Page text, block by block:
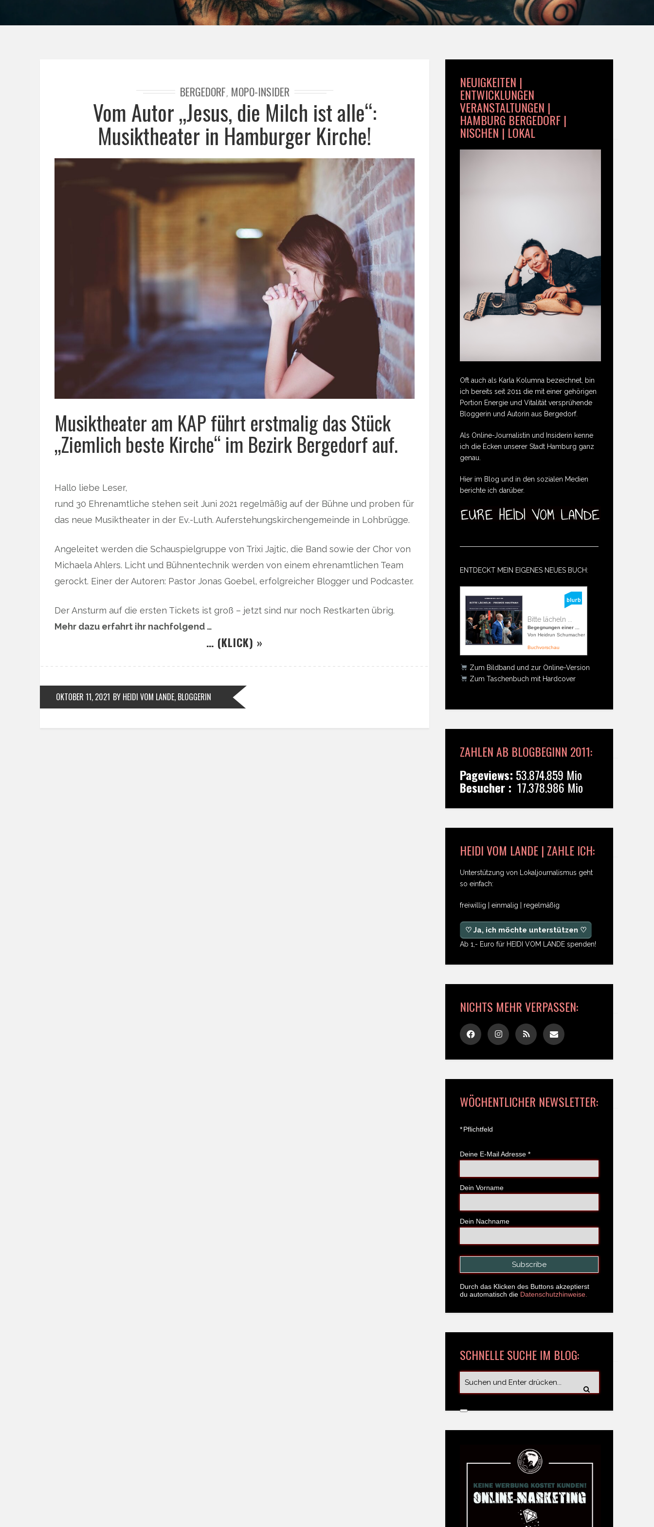
BERGEDORF, MOPO-INSIDER
Vom Autor „Jesus, die Milch ist alle“:
Musiktheater in Hamburger Kirche!
Musiktheater am KAP führt erstmalig das Stück
„Ziemlich beste Kirche“ im Bezirk Bergedorf auf.
Hallo liebe Leser,
rund 30 Ehrenamtliche stehen seit Juni 2021 regelmäßig auf der Bühne und proben für
das neue Musiktheater in der Ev.-Luth. Auferstehungskirchengemeinde in Lohbrügge.
Angeleitet werden die Schauspielgruppe von Trixi Jajtic, die Band sowie der Chor von
Michaela Ahlers. Licht und Bühnentechnik werden von einem ehrenamtlichen Team
gerockt. Einer der Autoren: Pastor Jonas Goebel, erfolgreicher Blogger und Podcaster.
Der Ansturm auf die ersten Tickets ist groß – jetzt sind nur noch Restkarten übrig.
Mehr dazu erfahrt ihr nachfolgend …
… (KLICK) »
OKTOBER 11, 2021 BY HEIDI VOM LANDE, BLOGGERIN
NEUIGKEITEN |
ENTWICKLUNGEN
VERANSTALTUNGEN |
HAMBURG BERGEDORF |
NISCHEN | LOKAL
Oft auch als Karla Kolumna bezeichnet, bin
ich bereits seit 2011 die mit einer gehörigen
Portion Energie und Vitalität versprühende
Bloggerin und Autorin aus Bergedorf.
Als Online-Journalistin und Insiderin kenne
ich die Ecken unserer Stadt Hamburg ganz
genau.
Hier im Blog und in den sozialen Medien
berichte ich darüber.
ENTDECKT MEIN EIGENES NEUES BUCH:
Bitte lächeln ...
Begegnungen einer ...
Von Heidrun Schumacher
Buchvorschau
Zum Bildband und zur Online-Version
Zum Taschenbuch mit Hardcover
ZAHLEN AB BLOGBEGINN 2011:
Pageviews: 53.874.859 Mio
Besucher : 17.378.986 Mio
HEIDI VOM LANDE | ZAHLE ICH:
Unterstützung von Lokaljournalismus geht
so einfach:
freiwillig | einmalig | regelmäßig
♡ Ja, ich möchte unterstützen ♡
Ab 1,- Euro für HEIDI VOM LANDE spenden!
NICHTS MEHR VERPASSEN:
WÖCHENTLICHER NEWSLETTER:
*Pflichtfeld
Deine E-Mail Adresse *
Dein Vorname
Dein Nachname
Durch das Klicken des Buttons akzeptierst
du automatisch die Datenschutzhinweise.
SCHNELLE SUCHE IM BLOG: